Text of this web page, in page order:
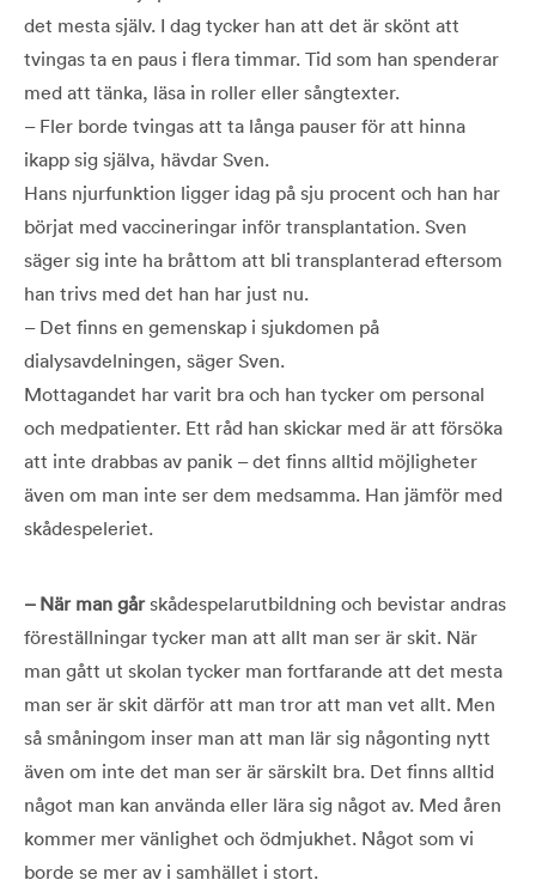
det mesta själv. I dag tycker han att det är skönt att
tvingas ta en paus i flera timmar. Tid som han spenderar
med att tänka, läsa in roller eller sångtexter.
– Fler borde tvingas att ta långa pauser för att hinna
ikapp sig själva, hävdar Sven.
Hans njurfunktion ligger idag på sju procent och han har
börjat med vaccineringar inför transplantation. Sven
säger sig inte ha bråttom att bli transplanterad eftersom
han trivs med det han har just nu.
– Det finns en gemenskap i sjukdomen på
dialysavdelningen, säger Sven.
Mottagandet har varit bra och han tycker om personal
och medpatienter. Ett råd han skickar med är att försöka
att inte drabbas av panik – det finns alltid möjligheter
även om man inte ser dem medsamma. Han jämför med
skådespeleriet.
– När man gårskådespelarutbildning och bevistar andras
föreställningar tycker man att allt man ser är skit. När
man gått ut skolan tycker man fortfarande att det mesta
man ser är skit därför att man tror att man vet allt. Men
så småningom inser man att man lär sig någonting nytt
även om inte det man ser är särskilt bra. Det finns alltid
något man kan använda eller lära sig något av. Med åren
kommer mer vänlighet och ödmjukhet. Något som vi
borde se mer av i samhället i stort.